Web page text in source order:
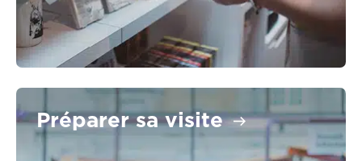
Préparer sa visite